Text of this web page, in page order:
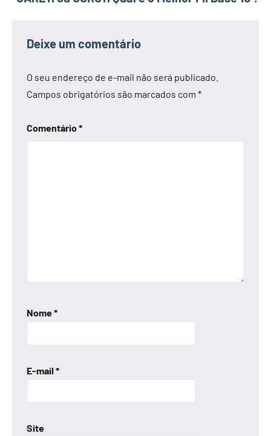
Deixe um comentário
O seu endereço de e-mail não será publicado.
Campos obrigatórios são marcados com *
Comentário*
Nome*
E-mail *
Site